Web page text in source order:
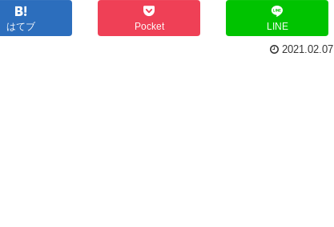
はてブ Pocket LINE
2021.02.07